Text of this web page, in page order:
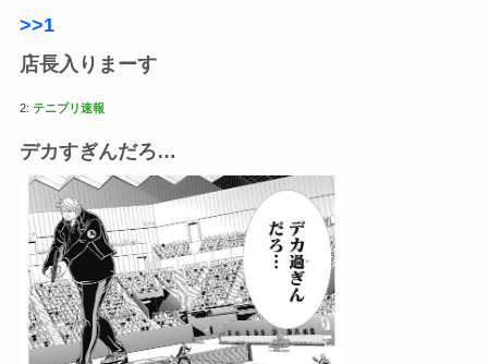
>>1
店長入りまーす
2: テニプリ速報
デカすぎんだろ…